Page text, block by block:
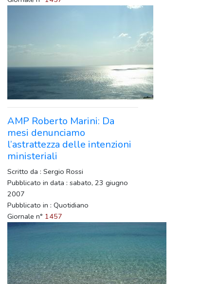
AMP Roberto Marini: Da
mesi denunciamo
l’astrattezza delle intenzioni
ministeriali
Scritto da : Sergio Rossi
Pubblicato in data : sabato, 23 giugno
2007
Pubblicato in : Quotidiano
Giornale n° 1457